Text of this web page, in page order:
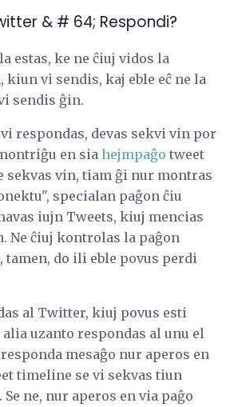
& # 64; Respondi?
estas, ke ne ĉiuj vidos la
kiun vi sendis, kaj eble eĉ ne la
sendis ĝin.
respondas, devas sekvi vin por
en sia hejmpaĝo tweet
sekvas vin, tiam ĝi nur montras
specialan paĝon ĉiu
iujn Tweets, kiuj mencias
Ne ĉiuj kontrolas la paĝon
tamen, do ili eble povus perdi
al Twitter, kiuj povus esti
uzanto respondas al unu el
mesaĝo nur aperos en
timeline se vi sekvas tiun
ne, nur aperos en via paĝo